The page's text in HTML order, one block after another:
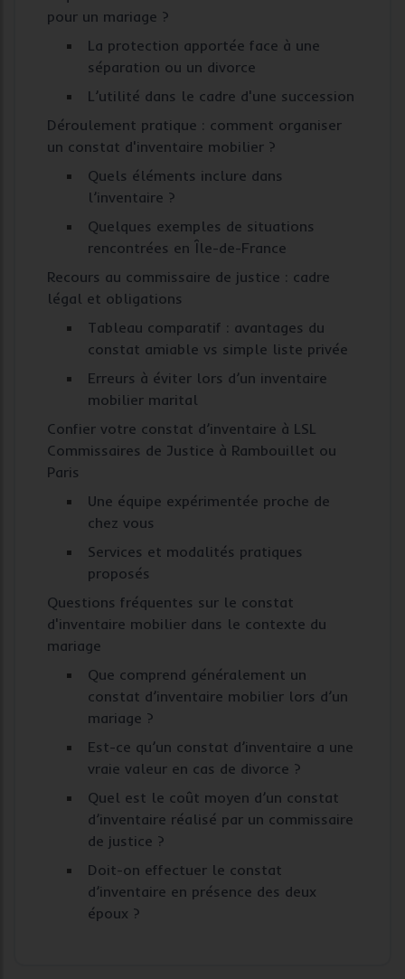
pour un mariage ?
La protection apportée face à une
séparation ou un divorce
L’utilité dans le cadre d'une succession
Déroulement pratique : comment organiser
un constat d'inventaire mobilier ?
Quels éléments inclure dans
l’inventaire ?
Quelques exemples de situations
rencontrées en Île-de-France
Recours au commissaire de justice : cadre
légal et obligations
Tableau comparatif : avantages du
constat amiable vs simple liste privée
Erreurs à éviter lors d’un inventaire
mobilier marital
Confier votre constat d’inventaire à LSL
Commissaires de Justice à Rambouillet ou
Paris
Une équipe expérimentée proche de
chez vous
Services et modalités pratiques
proposés
Questions fréquentes sur le constat
d'inventaire mobilier dans le contexte du
mariage
Que comprend généralement un
constat d’inventaire mobilier lors d’un
mariage ?
Est-ce qu’un constat d’inventaire a une
vraie valeur en cas de divorce ?
Quel est le coût moyen d’un constat
d’inventaire réalisé par un commissaire
de justice ?
Doit-on effectuer le constat
d’inventaire en présence des deux
époux ?